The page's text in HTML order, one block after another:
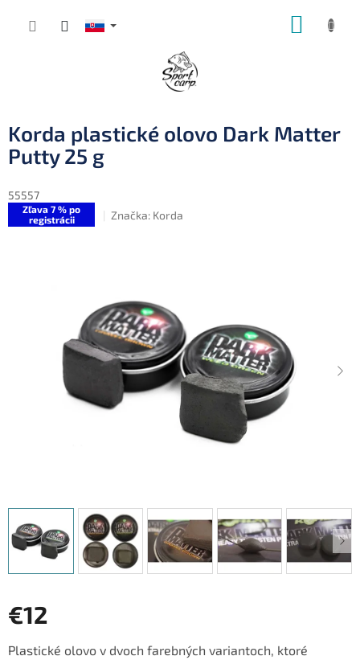
Korda plastické olovo Dark Matter
Putty 25 g
55557
Zľava 7 % po
registrácii
Značka: Korda
€12
cena:
Plastické olovo v dvoch farebných variantoch, ktoré